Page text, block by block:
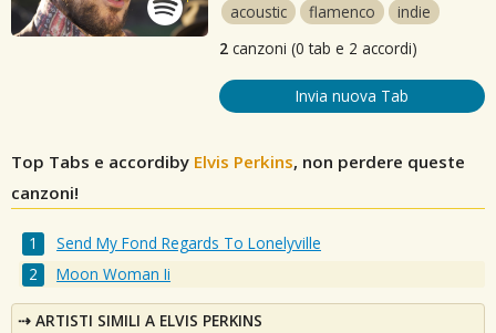
acoustic
flamenco
indie
2 canzoni (0 tab e 2 accordi)
Invia nuova Tab
Top Tabs e accordiby Elvis Perkins, non perdere queste
canzoni!
Send My Fond Regards To Lonelyville
Moon Woman Ii
ARTISTI SIMILI A ELVIS PERKINS